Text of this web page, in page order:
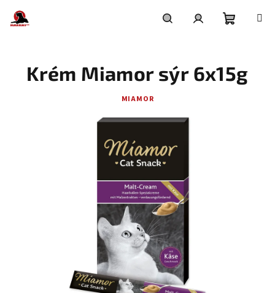
obsah
košík
Krém Miamor sýr 6x15g
MIAMOR